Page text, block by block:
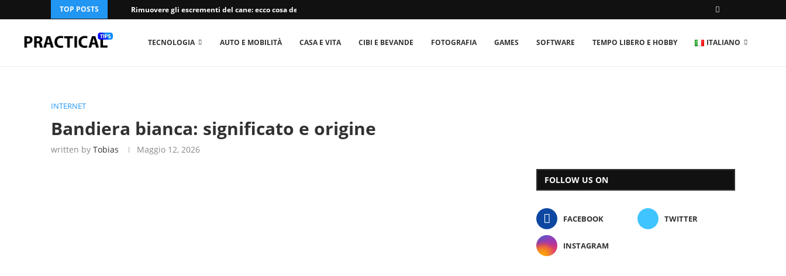
TOP POSTS Rimuovere gli escrementi del cane: ecco cosa devono...
TECNOLOGIA AUTO E MOBILITÀ CASA E VITA CIBI E BEVANDE FOTOGRAFIA GAMES SOFTWARE TEMPO LIBERO E HOBBY ITALIANO
INTERNET
Bandiera bianca: significato e origine
written by Tobias Maggio 12, 2026
FOLLOW US ON
FACEBOOK TWITTER
INSTAGRAM